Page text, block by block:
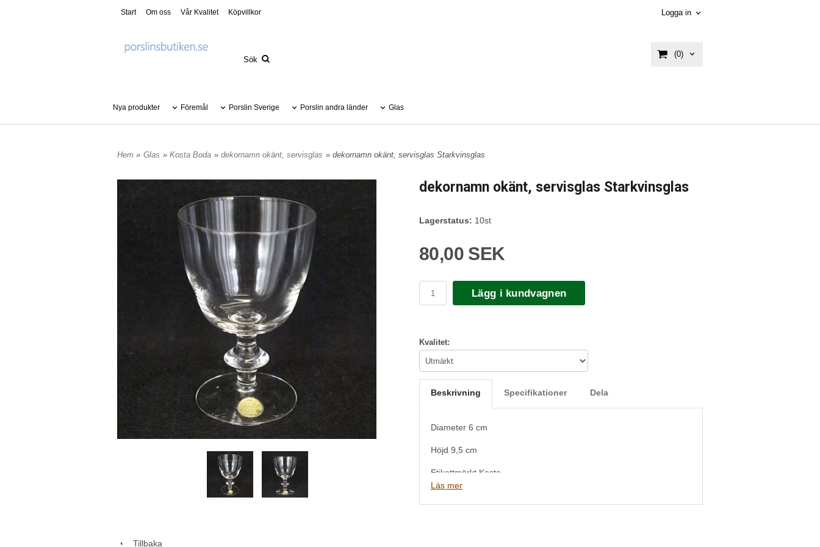
Start Om oss Vår Kvalitet Köpvillkor Logga in
(0)
Nya produkter Föremål Porslin Sverige Porslin andra länder Glas
Hem » Glas » Kosta Boda » dekornamn okänt, servisglas » dekornamn okänt, servisglas Starkvinsglas
dekornamn okänt, servisglas Starkvinsglas
Lagerstatus: 10st
80,00 SEK
Lägg i kundvagnen
Kvalitet:
Beskrivning Specifikationer Dela
Diameter 6 cm
Höjd 9,5 cm
Etikettmärkt Kosta
Läs mer
Tillbaka